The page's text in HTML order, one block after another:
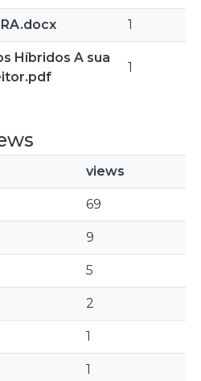
1
Híbridos A sua
1
views
69
9
5
2
1
1